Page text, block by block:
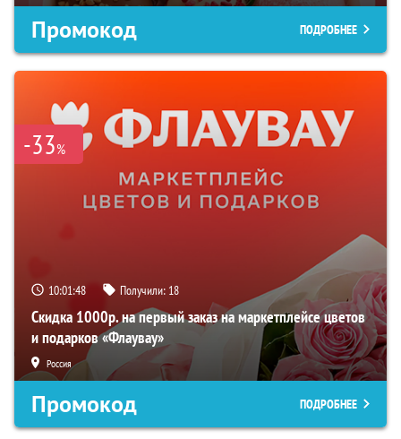
Промокод ПОДРОБНЕЕ
-33%
10:01:47 Получили: 18
Скидка 1000р. на первый заказ на маркетплейсе цветов
и подарков «Флаувау»
Россия
Промокод ПОДРОБНЕЕ